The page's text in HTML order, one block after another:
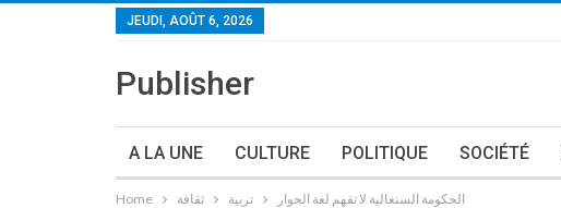
JEUDI, AOÛT 6, 2026
Publisher
A LA UNE CULTURE POLITIQUE SOCIÉTÉ
Home ثقافة تربية الحكومة السنغالية لا تفهم لغة الحوار